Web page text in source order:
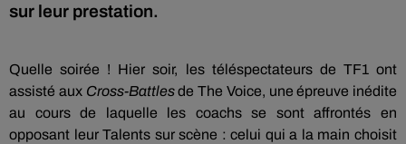
sur leur prestation.
Quelle soirée ! Hier soir, les téléspectateurs de TF1 ont
assisté aux Cross-Battlesde The Voice, une épreuve inédite
au cours de laquelle les coachs se sont affrontés en
opposant leur Talents sur scène : celui qui a la main choisit